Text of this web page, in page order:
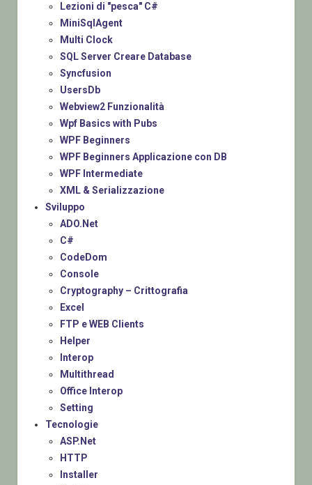
Lezioni di "pesca" C#
MiniSqlAgent
Multi Clock
SQL Server Creare Database
Syncfusion
UsersDb
Webview2 Funzionalità
Wpf Basics with Pubs
WPF Beginners
WPF Beginners Applicazione con DB
WPF Intermediate
XML & Serializzazione
Sviluppo
ADO.Net
C#
CodeDom
Console
Cryptography – Crittografia
Excel
FTP e WEB Clients
Helper
Interop
Multithread
Office Interop
Setting
Tecnologie
ASP.Net
HTTP
Installer